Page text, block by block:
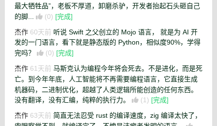
最大牺牲品”，老板不厚道，卸磨杀驴，开发者抬起石头砸自己
的脚...
(0) [完成]
杰作 60天前 听说 Swift 之父创立的 Mojo 语言， 就是为 AI 开
发的一门语言，看下就是静态版的 Python，相似度90%，学得
完吗？
(0) [完成]
杰作 61天前 马斯克认为编程今年将会死去。不是进化，而是死
亡。到今年年底，人工智能将不再需要编程语言，它直接生成
机器码，二进制优化，超越了人类逻辑所能创造的任何东西。
没有翻译，没有汇编，纯粹的执行力。
(1) [完成]
杰作 63天前 简直无法忍受 rust 的编译速度，zig 编译太快了，